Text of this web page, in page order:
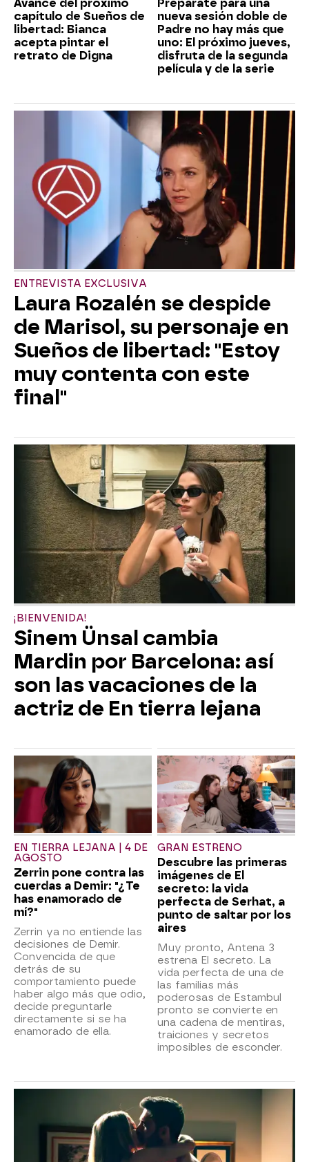
Avance del próximo
capítulo de Sueños de
libertad: Bianca
acepta pintar el
retrato de Digna
Prepárate para una
nueva sesión doble de
Padre no hay más que
uno: El próximo jueves,
disfruta de la segunda
película y de la serie
ENTREVISTA EXCLUSIVA
Laura Rozalén se despide
de Marisol, su personaje en
Sueños de libertad: "Estoy
muy contenta con este
final"
¡BIENVENIDA!
Sinem Ünsal cambia
Mardin por Barcelona: así
son las vacaciones de la
actriz de En tierra lejana
EN TIERRA LEJANA | 4 DE
AGOSTO
Zerrin pone contra las
cuerdas a Demir: "¿Te
has enamorado de
mí?"
Zerrin ya no entiende las
decisiones de Demir.
Convencida de que
detrás de su
comportamiento puede
haber algo más que odio,
decide preguntarle
directamente si se ha
enamorado de ella.
GRAN ESTRENO
Descubre las primeras
imágenes de El
secreto: la vida
perfecta de Serhat, a
punto de saltar por los
aires
Muy pronto, Antena 3
estrena El secreto. La
vida perfecta de una de
las familias más
poderosas de Estambul
pronto se convierte en
una cadena de mentiras,
traiciones y secretos
imposibles de esconder.